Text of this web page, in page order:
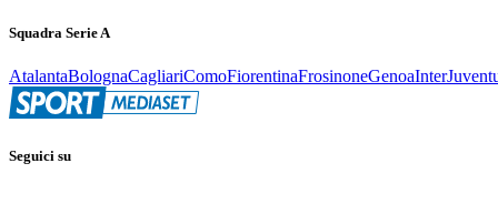
Squadra Serie A
AtalantaBolognaCagliariComoFiorentinaFrosinoneGenoaInter
Seguici su